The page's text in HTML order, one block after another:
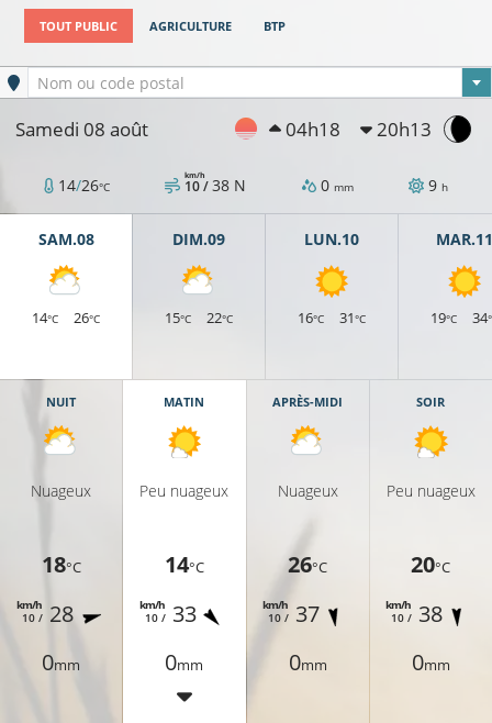
TOUT PUBLIC AGRICULTURE BTP
Ville sélectionnée
Nom ou code postal
Samedi 08 août 04h18 20h13
14/26°C 10 /
km/h 38 N 0 mm 9 h
SAM.08
14°C 26°C
DIM.09
15°C 22°C
LUN.10
16°C 31°C
MAR.11
19°C 34
NUIT
Nuageux
18°C
10 /
km/h 28
0mm
MATIN
Peu nuageux
14°C
10 /
km/h 33
0mm
APRÈS-MIDI
Nuageux
26°C
10 /
km/h 37
0mm
SOIR
Peu nuageux
20°C
10 /
km/h 38
0mm